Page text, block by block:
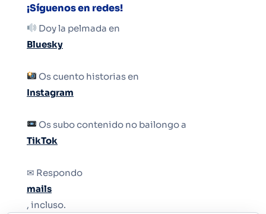
¡Síguenos en redes!
Doy la pelmada en
Bluesky
Os cuento historias en
Instagram
Os subo contenido no bailongo a
TikTok
✉ Respondo
mails
, incluso.